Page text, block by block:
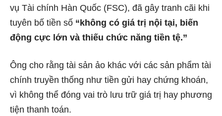
vụ Tài chính Hàn Quốc (FSC), đã gây tranh cãi khi
tuyên bố tiền số “không có giá trị nội tại, biến
động cực lớn và thiếu chức năng tiền tệ.”
Ông cho rằng tài sản ảo khác với các sản phẩm tài
chính truyền thống như tiền gửi hay chứng khoán,
vì không thể đóng vai trò lưu trữ giá trị hay phương
tiện thanh toán.